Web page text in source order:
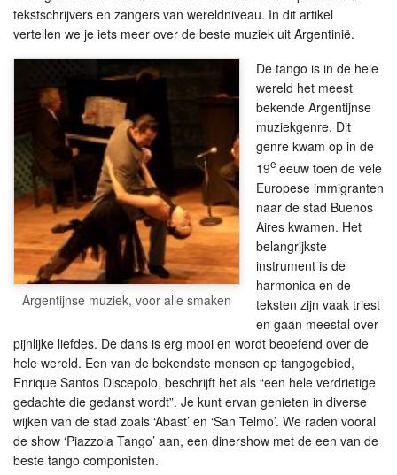
tekstschrijvers en zangers van wereldniveau. In dit artikel
vertellen we je iets meer over de beste muziek uit Argentinië.
Argentijnse muziek, voor alle smaken
De tango is in de hele
wereld het meest
bekende Argentijnse
muziekgenre. Dit
genre kwam op in de
19e eeuw toen de vele
Europese immigranten
naar de stad Buenos
Aires kwamen. Het
belangrijkste
instrument is de
harmonica en de
teksten zijn vaak triest
en gaan meestal over
pijnlijke liefdes. De dans is erg mooi en wordt beoefend over de
hele wereld. Een van de bekendste mensen op tangogebied,
Enrique Santos Discepolo, beschrijft het als “een hele verdrietige
gedachte die gedanst wordt”. Je kunt ervan genieten in diverse
wijken van de stad zoals ‘Abast’ en ‘San Telmo’. We raden vooral
de show ‘Piazzola Tango’ aan, een dinershow met de een van de
beste tango componisten.